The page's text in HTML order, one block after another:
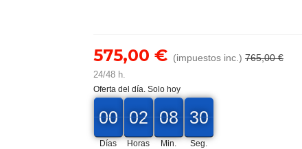
575,00 € (impuestos inc.) 765,00 €
24/48 h.
Oferta del día. Solo hoy
00
00
00
Días
02
02
00
Horas
08
08
00
Min.
28
28
29
Seg.